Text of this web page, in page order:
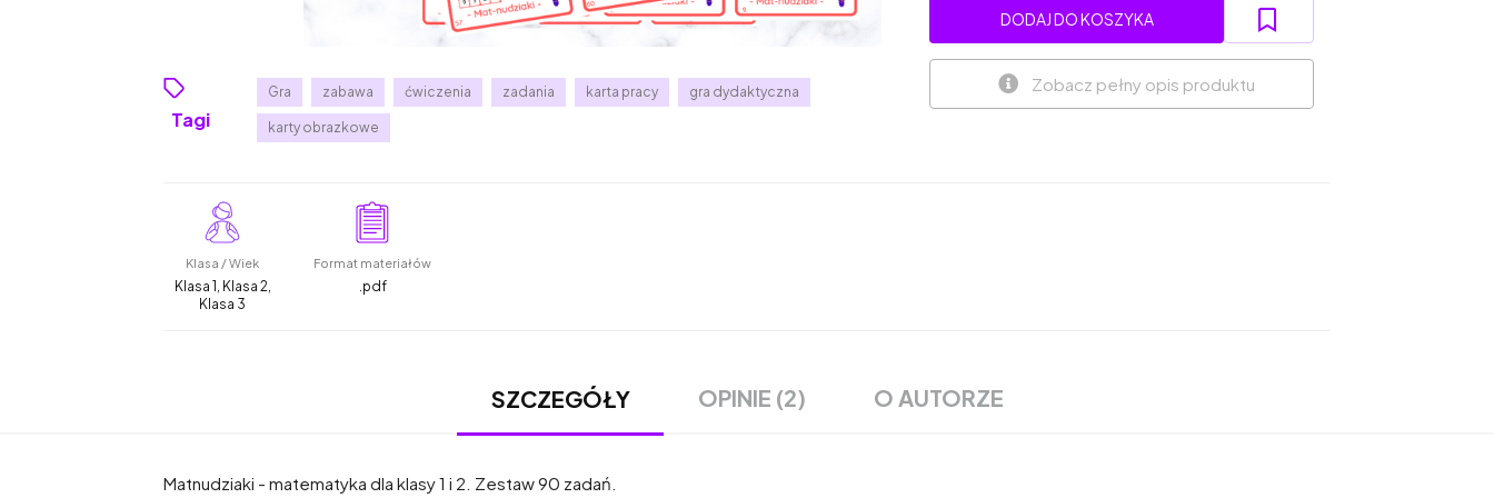
Tagi
Gra zabawa ćwiczenia zadania karta pracy gra dydaktyczna
karty obrazkowe
DODAJ DO KOSZYKA
Zobacz pełny opis produktu
Klasa / Wiek
Klasa 1, Klasa 2,
Klasa 3
Format materiałów
.pdf
SZCZEGÓŁY OPINIE (2) O AUTORZE
Matnudziaki - matematyka dla klasy 1 i 2. Zestaw 90 zadań.